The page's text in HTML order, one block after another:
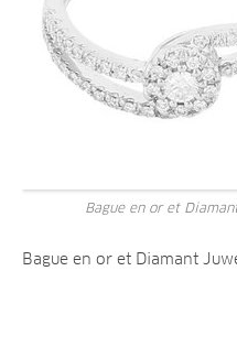
Bague en or et
Bague en or et Diamant